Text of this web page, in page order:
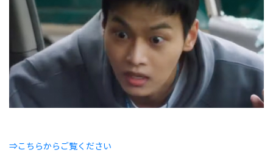
⇒こちらからご覧ください